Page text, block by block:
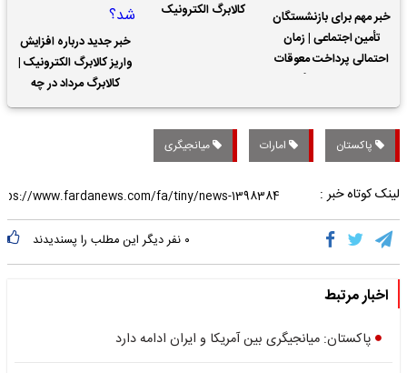
خبر مهم برای بازنشستگان
تأمین اجتماعی | زمان
احتمالی پرداخت معوقات
کالابرگ الکترونیک
خبر جدید درباره افزایش
واریز کالابرگ الکترونیک |
کالابرگ مرداد در چه
تاریخی واریز خواهد شد؟
پاکستان امارات میانجیگری
لینک کوتاه خبر :
۰ نفر دیگر این مطلب را پسندیدند
اخبار مرتبط
پاکستان: میانجیگری بین آمریکا و ایران ادامه دارد